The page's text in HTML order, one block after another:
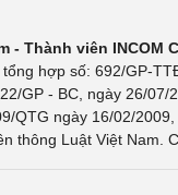
- Thành viên INCOM
hợp số: 692/GP-
GP - BC, ngày 26/
QTG ngày 16/02/
thông Luật Việt Nam.